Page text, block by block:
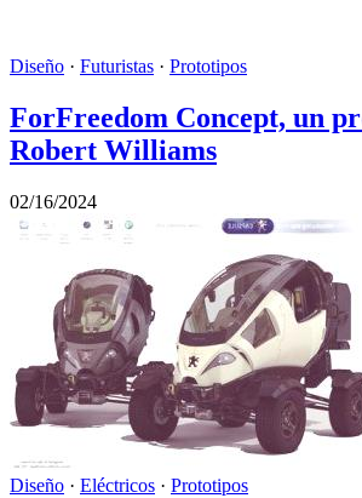
Diseño · Futuristas · Prototipos
ForFreedom Concept, un
Robert Williams
02/16/2024
Diseño · Eléctricos · Prototipos